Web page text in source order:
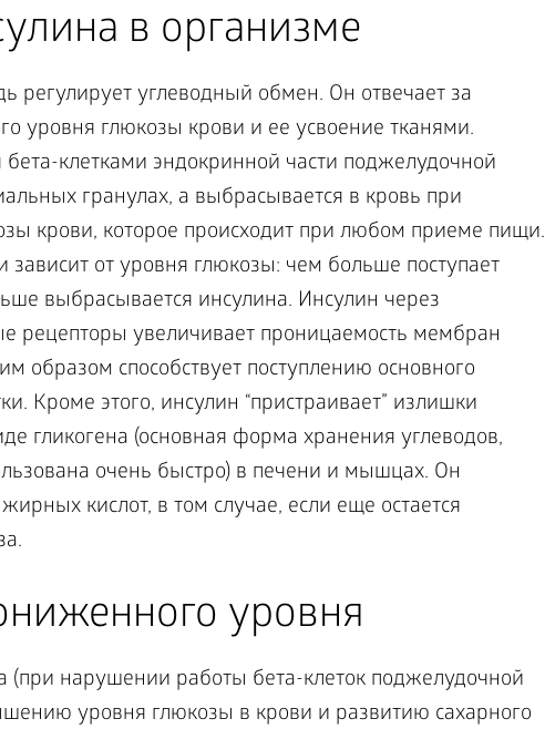
в организме
регулирует углеводный обмен. Он отвечает за
уровня глюкозы крови и ее усвоение тканями.
клетками эндокринной части поджелудочной
гранулах, а выбрасывается в кровь при
крови, которое происходит при любом приеме пищи.
зависит от уровня глюкозы: чем больше поступает
выбрасывается инсулина. Инсулин через
рецепторы увеличивает проницаемость мембран
образом способствует поступлению основного
Кроме этого, инсулин “пристраивает” излишки
гликогена (основная форма хранения углеводов,
очень быстро) в печени и мышцах. Он
кислот, в том случае, если еще остается
уровня
(при нарушении работы бета-клеток поджелудочной
уровня глюкозы в крови и развитию сахарного